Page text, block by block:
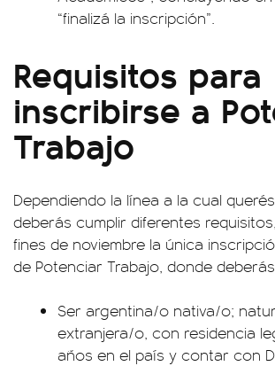
“finalizá la inscripción”.
Requisitos para
inscribirse a
Trabajo
Dependiendo la línea a la cual
deberás cumplir diferentes
fines de noviembre la única
de Potenciar Trabajo, donde
Ser argentina/o nativa/o;
extranjera/o, con residencia
años en el país y contar con